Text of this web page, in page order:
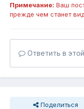
Примечание: Ваш
прежде чем станет
Ответить в
Поделиться